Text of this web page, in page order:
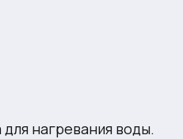
нагревания воды.